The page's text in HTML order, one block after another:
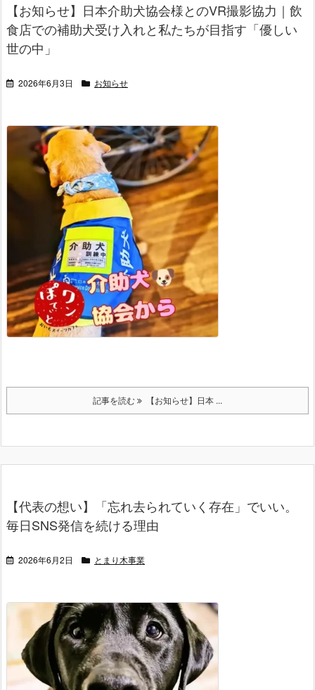
【お知らせ】日本介助犬協会様とのVR撮影協力｜飲
食店での補助犬受け入れと私たちが目指す「優しい
世の中」
2026年6月3日 お知らせ
記事を読む 【お知らせ】日本 ...
【代表の想い】「忘れ去られていく存在」でいい。
毎日SNS発信を続ける理由
2026年6月2日 とまり木事業